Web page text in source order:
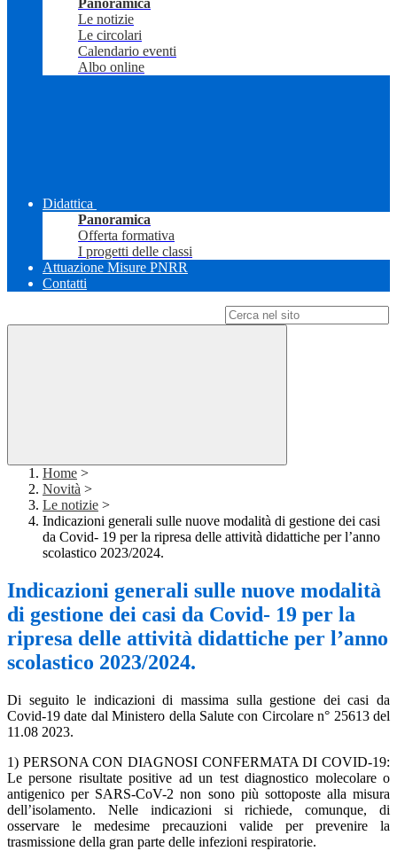
Panoramica
Le notizie
Le circolari
Calendario eventi
Albo online
Didattica
Panoramica
Offerta formativa
I progetti delle classi
Attuazione Misure PNRR
Contatti
Home >
Novità >
Le notizie >
Indicazioni generali sulle nuove modalità di gestione dei casi
da Covid- 19 per la ripresa delle attività didattiche per l’anno
scolastico 2023/2024.
Indicazioni generali sulle nuove modalità
di gestione dei casi da Covid- 19 per la
ripresa delle attività didattiche per l’anno
scolastico 2023/2024.
Di seguito le indicazioni di massima sulla gestione dei casi da
Covid-19 date dal Ministero della Salute con Circolare n° 25613 del
11.08 2023.
1) PERSONA CON DIAGNOSI CONFERMATA DI COVID-19:
Le persone risultate positive ad un test diagnostico molecolare o
antigenico per SARS-CoV-2 non sono più sottoposte alla misura
dell’isolamento. Nelle indicazioni si richiede, comunque, di
osservare le medesime precauzioni valide per prevenire la
trasmissione della gran parte delle infezioni respiratorie.